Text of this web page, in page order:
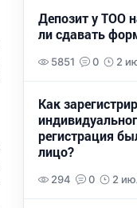
Депозит у ТОО
ли сдавать
5851 0 2
Как
регистрация
лицо?
294 0 2